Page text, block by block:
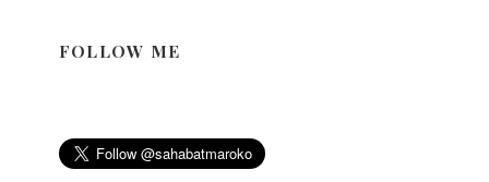
FOLLOW ME